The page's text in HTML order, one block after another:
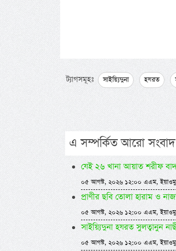
ট্যাগসমূহঃ সাইয়্যিদুনা হযরত
এ সম্পর্কিত আরো সংবাদ
যেই ২৬ খানা আয়াত শরীফ
০৫ আগস্ট, ২০২৬ ১২:০০ এএম,
প্রাণীর ছবি তোলা হারাম ও
০৫ আগস্ট, ২০২৬ ১২:০০ এএম,
সাইয়্যিদুনা হযরত সুলত্বানুন
০৫ আগস্ট, ২০২৬ ১২:০০ এএম,